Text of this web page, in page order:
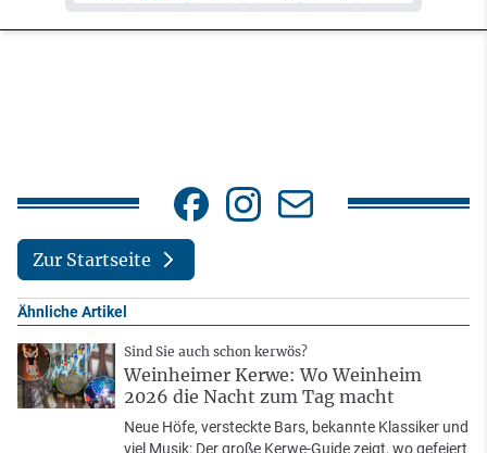
Zur Startseite
Ähnliche Artikel
Sind Sie auch schon kerwös?
Weinheimer Kerwe: Wo Weinheim
2026 die Nacht zum Tag macht
Neue Höfe, versteckte Bars, bekannte Klassiker und
viel Musik: Der große Kerwe-Guide zeigt, wo gefeiert